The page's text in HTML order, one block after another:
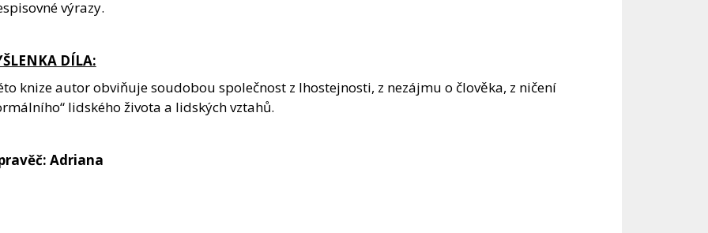
výrazy.
DÍLA:
knize autor obviňuje soudobou společnost z lhostejnosti, z nezájmu o člověka, z ničení
lidského života a lidských vztahů.
Adriana